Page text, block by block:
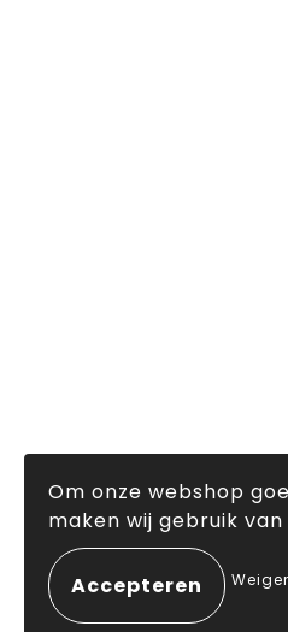
Om onze webshop
maken wij gebruik van